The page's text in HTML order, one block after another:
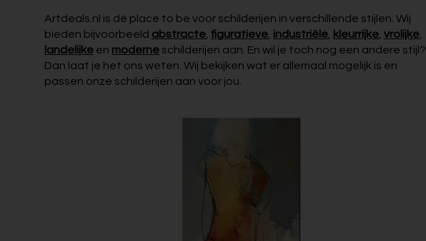
Artdeals.nl is dé place to be voor schilderijen in verschillende stijlen. Wij
bieden bijvoorbeeld abstracte figuratieve industriële kleurrijke vrolijke
landelijke en moderne schilderijen aan. En wil je toch nog een andere stijl?
Dan laat je het ons weten. Wij bekijken wat er allemaal mogelijk is en
passen onze schilderijen aan voor jou.